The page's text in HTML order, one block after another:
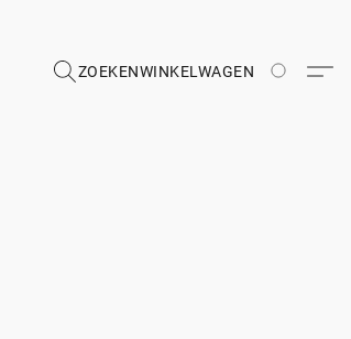
ZOEKENWINKELWAGEN